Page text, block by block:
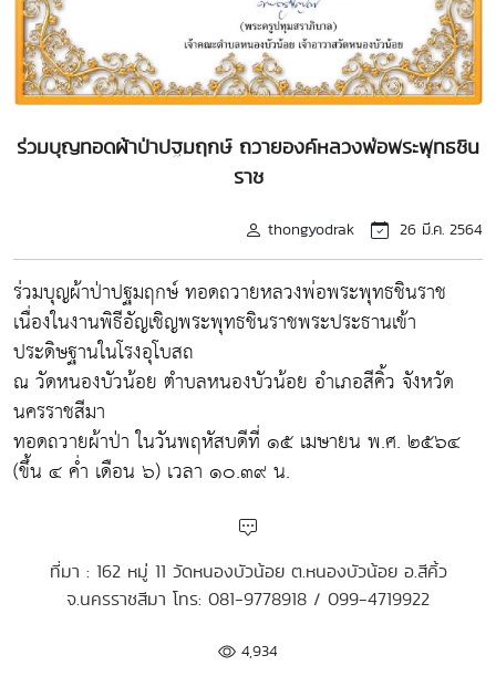
ร่วมบุญทอดผ้าป่าปฐมฤกษ์ ถวายองค์หลวงพ่อพระพุทธชิน
ราช
thongyodrak 26 มี.ค. 2564
ร่วมบุญผ้าป่าปฐมฤกษ์ ทอดถวายหลวงพ่อพระพุทธชินราช
เนื่องในงานพิธีอัญเชิญพระพุทธชินราชพระประธานเข้า
ประดิษฐานในโรงอุโบสถ
ณ วัดหนองบัวน้อย ตำบลหนองบัวน้อย อำเภอสีคิ้ว จังหวัด
นครราชสีมา
ทอดถวายผ้าป่า ในวันพฤหัสบดีที่ ๑๕ เมษายน พ.ศ. ๒๕๖๔
(ขึ้น ๔ ค่ำ เดือน ๖) เวลา ๑๐.๓๙ น.
ที่มา : 162 หมู่ 11 วัดหนองบัวน้อย ต.หนองบัวน้อย อ.สีคิ้ว
จ.นครราชสีมา โทร: 081-9778918 / 099-4719922
4,934